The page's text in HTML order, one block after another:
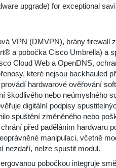
upgrade) for exceptional
VPN (DMVPN), brány firewall
a pobočka Cisco Umbrella) a
Cloud Web a OpenDNS,
které nejsou backhauled
hardwarové ověřování
škodlivého nebo neúmyslného
digitální podpisy
spuštění změněného nebo
před paděláním hardwaru
manipulaci, včetně
nezdaří, nelze spustit modul.
pobočkou integruje